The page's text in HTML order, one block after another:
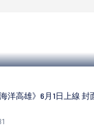
洋高雄》6月1日上線 封